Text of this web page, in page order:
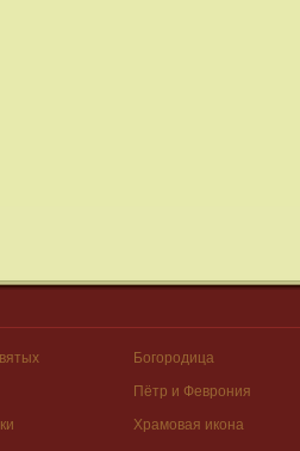
Богородица
Пётр и Феврония
Храмовая икона